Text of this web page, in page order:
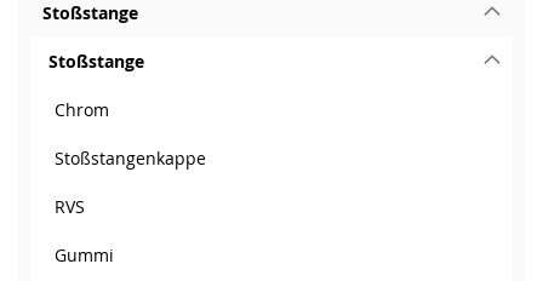
Stoßstange
Stoßstange
Chrom
Stoßstangenkappe
RVS
Gummi